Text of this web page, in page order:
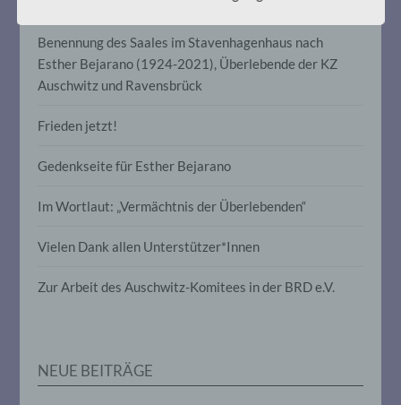
Benennung des Saales im Stavenhagenhaus nach
Esther Bejarano (1924-2021), Überlebende der KZ
Auschwitz und Ravensbrück
Frieden jetzt!
Gedenkseite für Esther Bejarano
Im Wortlaut: „Vermächtnis der Überlebenden“
Vielen Dank allen Unterstützer*Innen
Zur Arbeit des Auschwitz-Komitees in der BRD e.V.
NEUE BEITRÄGE
c) Verarbeitung
Verarbeitung ist jeder mit oder ohne Hilfe
Vorgang oder jede solche Vorgangsreihe
personenbezogenen Daten wie das
Erheben, das Erfassen, die Organisation,
Anpassung oder Veränderung, das
Verbreitung oder eine andere Form der